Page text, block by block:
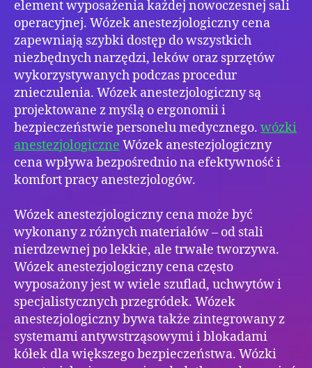
element wyposażenia każdej nowoczesnej sali
operacyjnej. Wózek anestezjologiczny cena
zapewniają szybki dostęp do wszystkich
niezbędnych narzędzi, leków oraz sprzętów
wykorzystywanych podczas procedur
znieczulenia. Wózek anestezjologiczny są
projektowane z myślą o ergonomii i
bezpieczeństwie personelu medycznego. wózki
anestezjologiczne Wózek anestezjologiczny
cena wpływa bezpośrednio na efektywność i
komfort pracy anestezjologów.
Wózek anestezjologiczny cena może być
wykonany z różnych materiałów – od stali
nierdzewnej po lekkie, ale trwałe tworzywa.
Wózek anestezjologiczny cena często
wyposażony jest w wiele szuflad, uchwytów i
specjalistycznych przegródek. Wózek
anestezjologiczny bywa także zintegrowany z
systemami antywstrząsowymi i blokadami
kółek dla większego bezpieczeństwa. Wózki